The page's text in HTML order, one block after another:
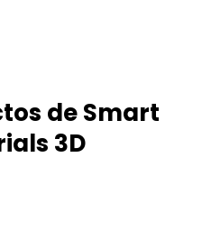
de Smart
3D